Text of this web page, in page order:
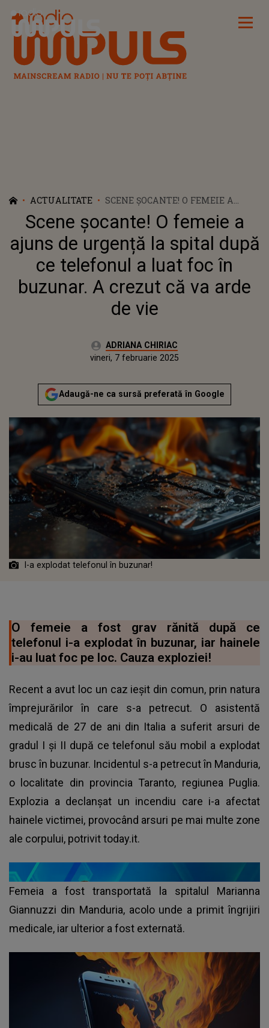
Radio Impuls
ACTUALITATE
SCENE ŞOCANTE! O FEMEIE A
AJUNS DE URGENȚĂ LA SPITAL
DUPĂ CE TELEFONUL A LUAT FOC
ÎN BUZUNAR. A CREZUT CĂ VA
ARDE DE VIE
Scene şocante! O femeie a
ajuns de urgență la spital după
ce telefonul a luat foc în
buzunar. A crezut că va arde
de vie
Autor:ADRIANA CHIRIAC
vineri, 7 februarie 2025Actualizat:
vineri, 7 februarie 2025
Adaugă-ne ca sursă preferată în Google
I-a explodat telefonul în buzunar!
O femeie a fost grav rănită după ce
telefonul i-a explodat în buzunar, iar hainele
i-au luat foc pe loc. Cauza exploziei!
Recent a avut loc un caz ieşit din comun, prin natura
împrejurărilor în care s-a petrecut. O asistentă
medicală de 27 de ani din Italia a suferit arsuri de
gradul I și II după ce telefonul său mobil a explodat
brusc în buzunar. Incidentul s-a petrecut în Manduria,
o localitate din provincia Taranto, regiunea Puglia.
Explozia a declanșat un incendiu care i-a afectat
hainele victimei, provocând arsuri pe mai multe zone
ale corpului, potrivit today.it.
Femeia a fost transportată la spitalul Marianna
Giannuzzi din Manduria, acolo unde a primit îngrijiri
medicale, iar ulterior a fost externată.